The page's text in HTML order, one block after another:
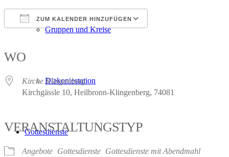
Gruppen und Kreise
Diakoniestation
Gottesdienste
ZUM KALENDER HINZUFÜGEN
ICS herunterladen
Google Kalender
WO
Kirche Klingenberg
Kirchgässle 10, Heilbronn-Klingenberg, 74081
VERANSTALTUNGSTYP
Angebote Gottesdienste Gottesdienste mit Abendmahl